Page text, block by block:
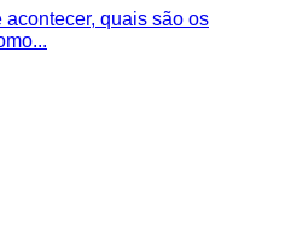
quais são os